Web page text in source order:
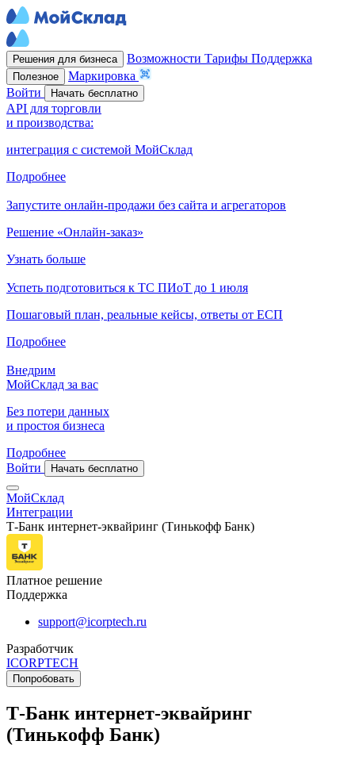
Решения для бизнеса Возможности Тарифы Поддержка
Полезное
Маркировка
Войти
Начать бесплатно
API для торговли
и производства:
интеграция с системой МойСклад
Подробнее
Запустите онлайн-продажи без сайта и агрегаторов
Решение «Онлайн-заказ»
Узнать больше
Успеть подготовиться к ТС ПИоТ до 1 июля
Пошаговый план, реальные кейсы, ответы от ЕСП
Подробнее
Внедрим
МойСклад за вас
Без потери данных
и простоя бизнеса
Подробнее
Войти
Начать бесплатно
МойСклад
Интеграции
Т-Банк интернет-эквайринг (Тинькофф Банк)
Платное решение
Поддержка
support@icorptech.ru
Разработчик
ICORPTECH
Попробовать
Т-Банк интернет-эквайринг
(Тинькофф Банк)